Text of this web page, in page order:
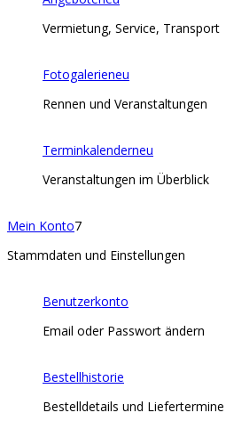
Vermietung, Service, Transport
Fotogalerieneu
Rennen und Veranstaltungen
Terminkalenderneu
Veranstaltungen im Überblick
Mein Konto7
Stammdaten und Einstellungen
Benutzerkonto
Email oder Passwort ändern
Bestellhistorie
Bestelldetails und Liefertermine